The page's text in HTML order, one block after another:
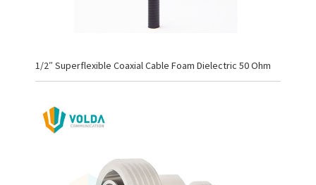
1/2″ Superflexible Coaxial Cable Foam Dielectric 50 Ohm